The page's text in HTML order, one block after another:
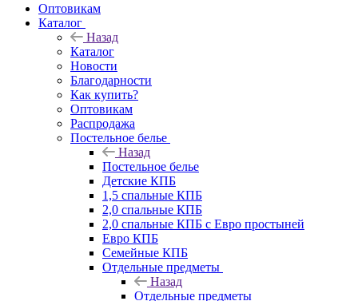
Оптовикам
Каталог
Назад
Каталог
Новости
Благодарности
Как купить?
Оптовикам
Распродажа
Постельное белье
Назад
Постельное белье
Детские КПБ
1,5 спальные КПБ
2,0 спальные КПБ
2,0 спальные КПБ с Евро простыней
Евро КПБ
Семейные КПБ
Отдельные предметы
Назад
Отдельные предметы